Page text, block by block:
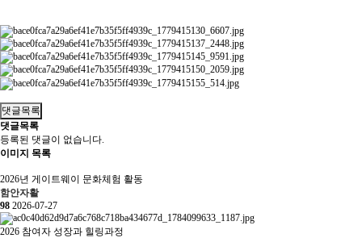
댓글목록
댓글목록
등록된 댓글이 없습니다.
이미지 목록
2026년 게이트웨이 문화체험 활동
함안자활
98 2026-07-27
2026 참여자 성장과 힐링과정